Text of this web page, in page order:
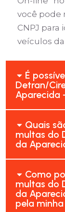
você pode
CNPJ
veículos
É
Detran/
Aparecida
Quais
multas do
da
Como
multas do
da
pela